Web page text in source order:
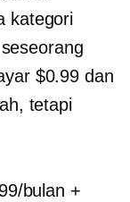
kategori
$0.99 dan
tetapi
bulan +